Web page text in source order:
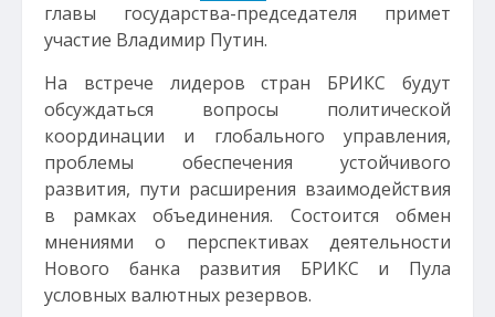
главы государства-председателя примет
участие Владимир Путин.
На встрече лидеров стран БРИКС будут
обсуждаться вопросы политической
координации и глобального управления,
проблемы обеспечения устойчивого
развития, пути расширения взаимодействия
в рамках объединения. Состоится обмен
мнениями о перспективах деятельности
Нового банка развития БРИКС и Пула
условных валютных резервов.